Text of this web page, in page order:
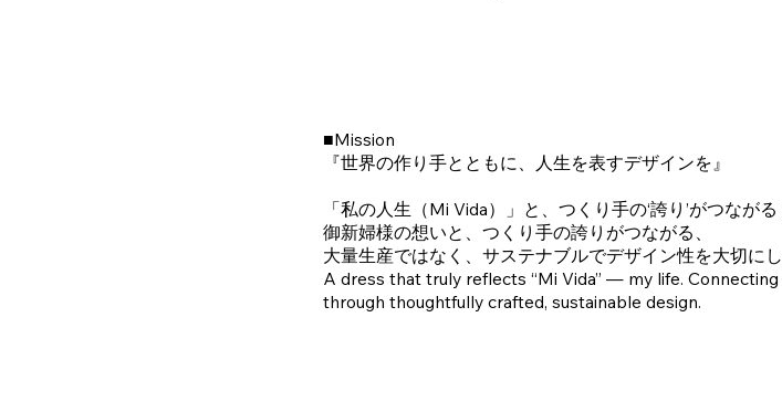
■Mission
『世界の作り手とともに、人生を表すデザインを』
「私の人生（Mi Vida）」と、つくり手の‘誇り’がつながる
御新婦様の想いと、つくり手の誇りがつながる、
大量生産ではなく、サステナブルでデザイン性を大切に
A dress that truly reflects “Mi Vida” — my life. Connecting
through thoughtfully crafted, sustainable design.